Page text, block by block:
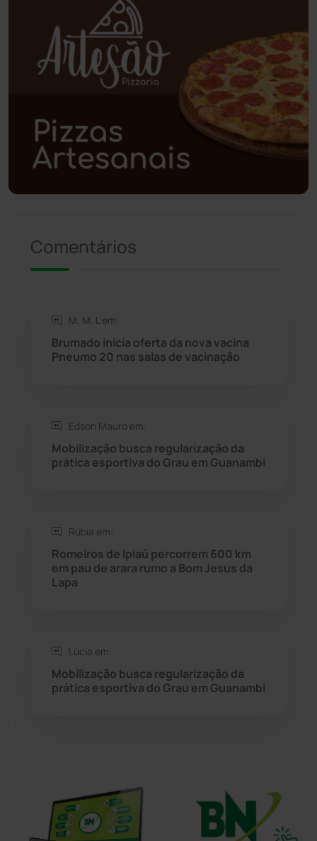
Planalto (59)
Poções (182)
Polícia Civil (57)
Polícia Militar (27)
Política (03)
Riacho de Santana
Rio de Contas
Rio do Antônio
Saúde
Seabra (50)
Sítio do Mato
Sudoeste Baiano
Comentários
M. M. L em:
Brumado inicia oferta da nova vacina
Pneumo 20 nas salas de vacinação
Edson Mauro em:
Mobilização busca regularização da
prática esportiva do Grau em Guanambi
Rúbia em:
Romeiros de Ipiaú percorrem 600 km
em pau de arara rumo a Bom Jesus da
Lapa
Lúcia em:
Mobilização busca regularização da
prática esportiva do Grau em Guanambi